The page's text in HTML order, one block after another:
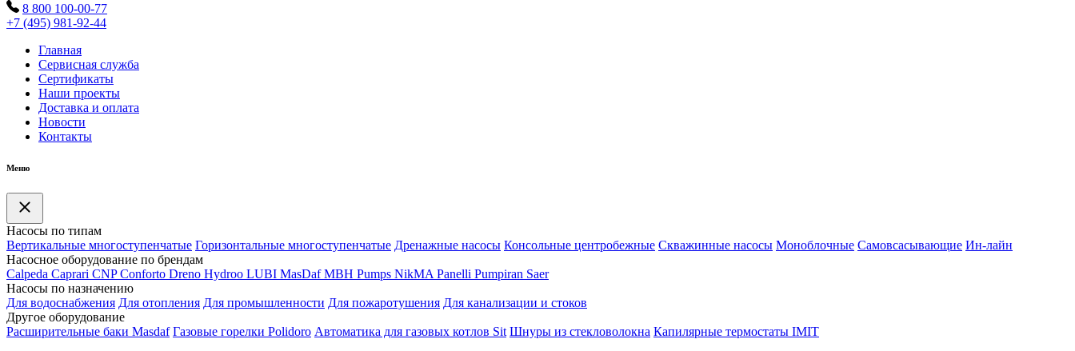
8 800 100-00-77
+7 (495) 981-92-44
Главная
Сервисная служба
Сертификаты
Наши проекты
Доставка и оплата
Новости
Контакты
Меню
Насосы по типам
Вертикальные многоступенчатые Горизонтальные многоступенчатые Дренажные насосы Консольные центробежные Скважинные насосы Моноблочные Самовсасывающие Ин-лайн
Насосное оборудование по брендам
Calpeda Caprari CNP Conforto Dreno Hydroo LUBI MasDaf MBH Pumps NikMA Panelli Pumpiran Saer
Насосы по назначению
Для водоснабжения Для отопления Для промышленности Для пожаротушения Для канализации и стоков
Другое оборудование
Расширительные баки Masdaf Газовые горелки Polidoro Автоматика для газовых котлов Sit Шнуры из стекловолокна Капилярные термостаты IMIT